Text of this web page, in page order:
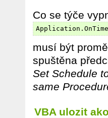
Co se týče
musí být
spuštěna
Set Schedule
same
VBA ulozit